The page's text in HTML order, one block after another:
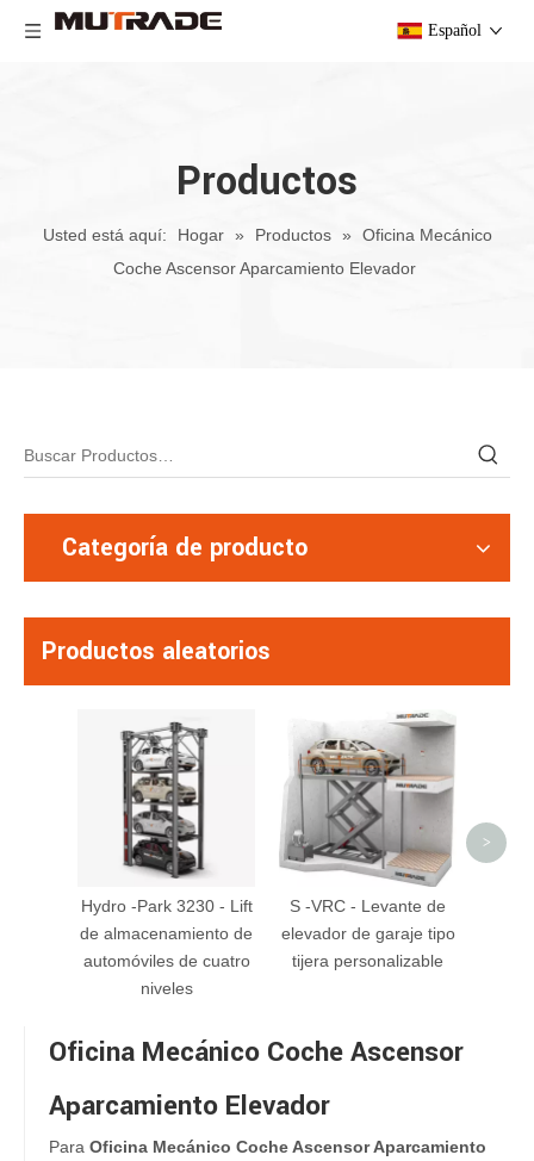
Español
Productos
Usted está aquí: Hogar » Productos » Oficina Mecánico
Coche Ascensor Aparcamiento Elevador
Categoría de producto
Productos aleatorios
Hydro -Park 3230 - Lift
de almacenamiento de
automóviles de cuatro
niveles
S -VRC - Levante de
elevador de garaje tipo
tijera personalizable
>
Oficina Mecánico Coche Ascensor
Aparcamiento Elevador
Para Oficina Mecánico Coche Ascensor Aparcamiento